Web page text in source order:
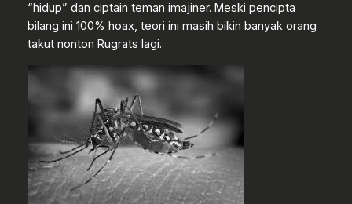
“hidup” dan ciptain teman imajiner. Meski pencipta
bilang ini 100% hoax, teori ini masih bikin banyak orang
takut nonton Rugrats lagi.